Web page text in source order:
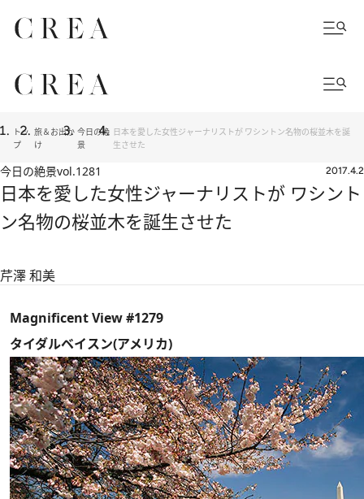
トッ
プ
旅＆お出か
け
今日の絶
景
日本を愛した女性ジャーナリストが ワシントン名物の桜並木を誕
生させた
今日の絶景vol.1281 2017.4.2
日本を愛した女性ジャーナリストが ワシント
ン名物の桜並木を誕生させた
芹澤 和美
Magnificent View #1279
タイダルベイスン(アメリカ)